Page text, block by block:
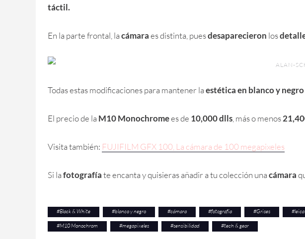
táctil.
En la parte frontal, lacámaraes distinta, puesdesaparecieron los
ALAN-
Todas estas modificaciones para mantener laestética en blanco y negro
El precio de la M10 Monochromees de 10,000 dlls , más o menos
Visita también: FUJIFILM GFX 100, La cámara de 100 megapixeles
Si lafotografíate encanta y quisieras añadir a tu colección unacámara
#Black & White #blanco y negro #cámara #fotografía #Grises #leica
#M10 Monochrom #megapixeles #sensibilidad #tech & gear